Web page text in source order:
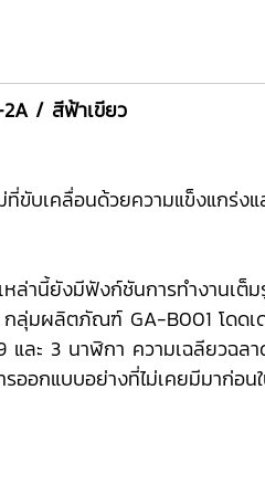
/ สีฟ้าเขียว
ขับเคลื่อนด้วยความแข็งแกร่ง
ล่านี้ยังมีฟังก์ชันการทำงานเ
มผลิตภัณฑ์ GA-B001 โดดเ
ะ 3 นาฬิกา ความเฉลียวฉล
อกแบบอย่างที่ไม่เคยมีมาก่อ